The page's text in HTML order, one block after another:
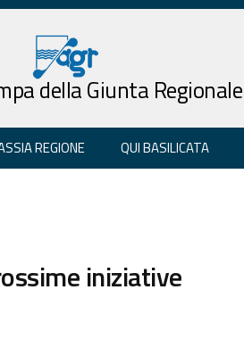
della Giunta Regionale
REGIONE QUI BASILICATA
iniziative